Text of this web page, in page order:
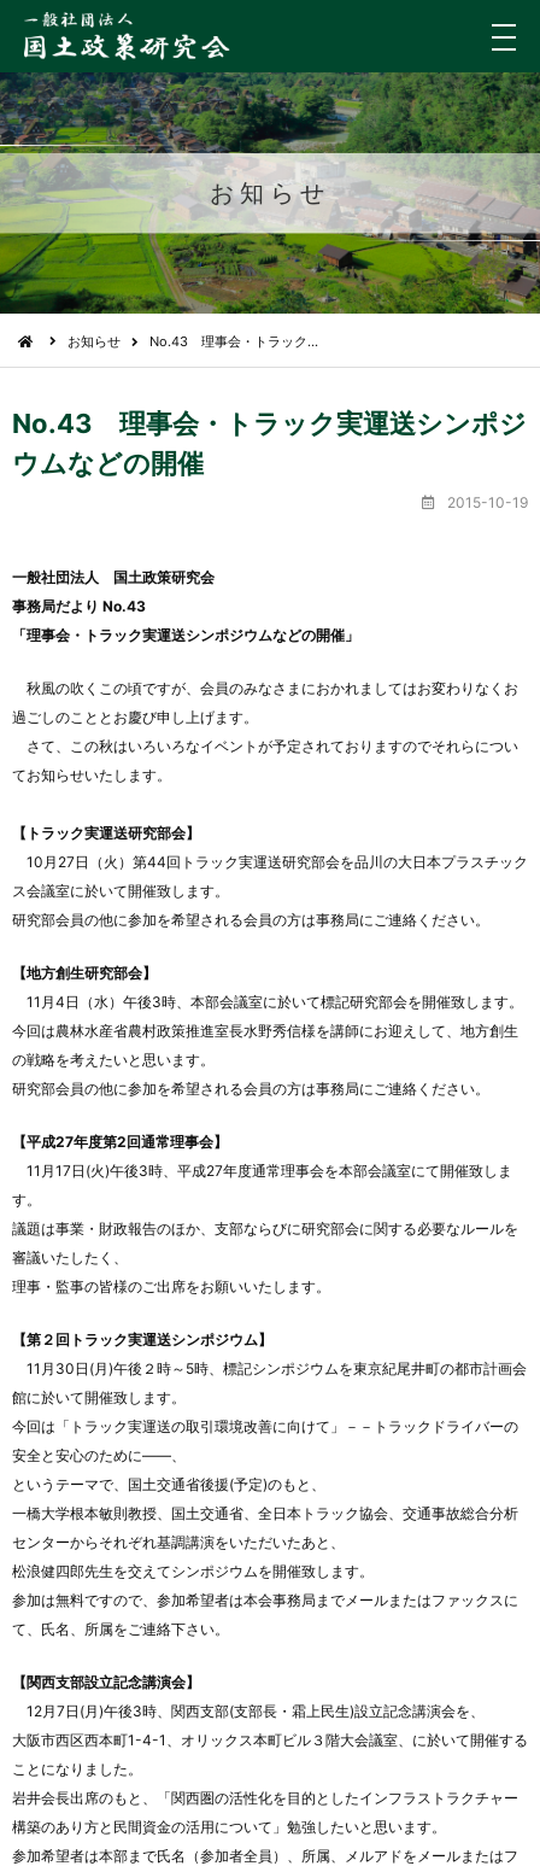
メ
ニ
ュ
ー
お知らせ
お知らせ No.43 理事会・トラック…
No.43 理事会・トラック実運送シンポジ
ウムなどの開催
2015-10-19
一般社団法人 国土政策研究会
事務局だより No.43
「理事会・トラック実運送シンポジウムなどの開催」
秋風の吹くこの頃ですが、会員のみなさまにおかれましてはお変わりなくお
過ごしのこととお慶び申し上げます。
さて、この秋はいろいろなイベントが予定されておりますのでそれらについ
てお知らせいたします。
【トラック実運送研究部会】
10月27日（火）第44回トラック実運送研究部会を品川の大日本プラスチック
ス会議室に於いて開催致します。
研究部会員の他に参加を希望される会員の方は事務局にご連絡ください。
【地方創生研究部会】
11月4日（水）午後3時、本部会議室に於いて標記研究部会を開催致します。
今回は農林水産省農村政策推進室長水野秀信様を講師にお迎えして、地方創生
の戦略を考えたいと思います。
研究部会員の他に参加を希望される会員の方は事務局にご連絡ください。
【平成27年度第2回通常理事会】
11月17日(火)午後3時、平成27年度通常理事会を本部会議室にて開催致しま
す。
議題は事業・財政報告のほか、支部ならびに研究部会に関する必要なルールを
審議いたしたく、
理事・監事の皆様のご出席をお願いいたします。
【第２回トラック実運送シンポジウム】
11月30日(月)午後２時～5時、標記シンポジウムを東京紀尾井町の都市計画会
館に於いて開催致します。
今回は「トラック実運送の取引環境改善に向けて」－－トラックドライバーの
安全と安心のために――、
というテーマで、国土交通省後援(予定)のもと、
一橋大学根本敏則教授、国土交通省、全日本トラック協会、交通事故総合分析
センターからそれぞれ基調講演をいただいたあと、
松浪健四郎先生を交えてシンポジウムを開催致します。
参加は無料ですので、参加希望者は本会事務局までメールまたはファックスに
て、氏名、所属をご連絡下さい。
【関西支部設立記念講演会】
12月7日(月)午後3時、関西支部(支部長・霜上民生)設立記念講演会を、
大阪市西区西本町1-4-1、オリックス本町ビル３階大会議室、に於いて開催する
ことになりました。
岩井会長出席のもと、「関西圏の活性化を目的としたインフラストラクチャー
構築のあり方と民間資金の活用について」勉強したいと思います。
参加希望者は本部まで氏名（参加者全員）、所属、メルアドをメールまたはフ